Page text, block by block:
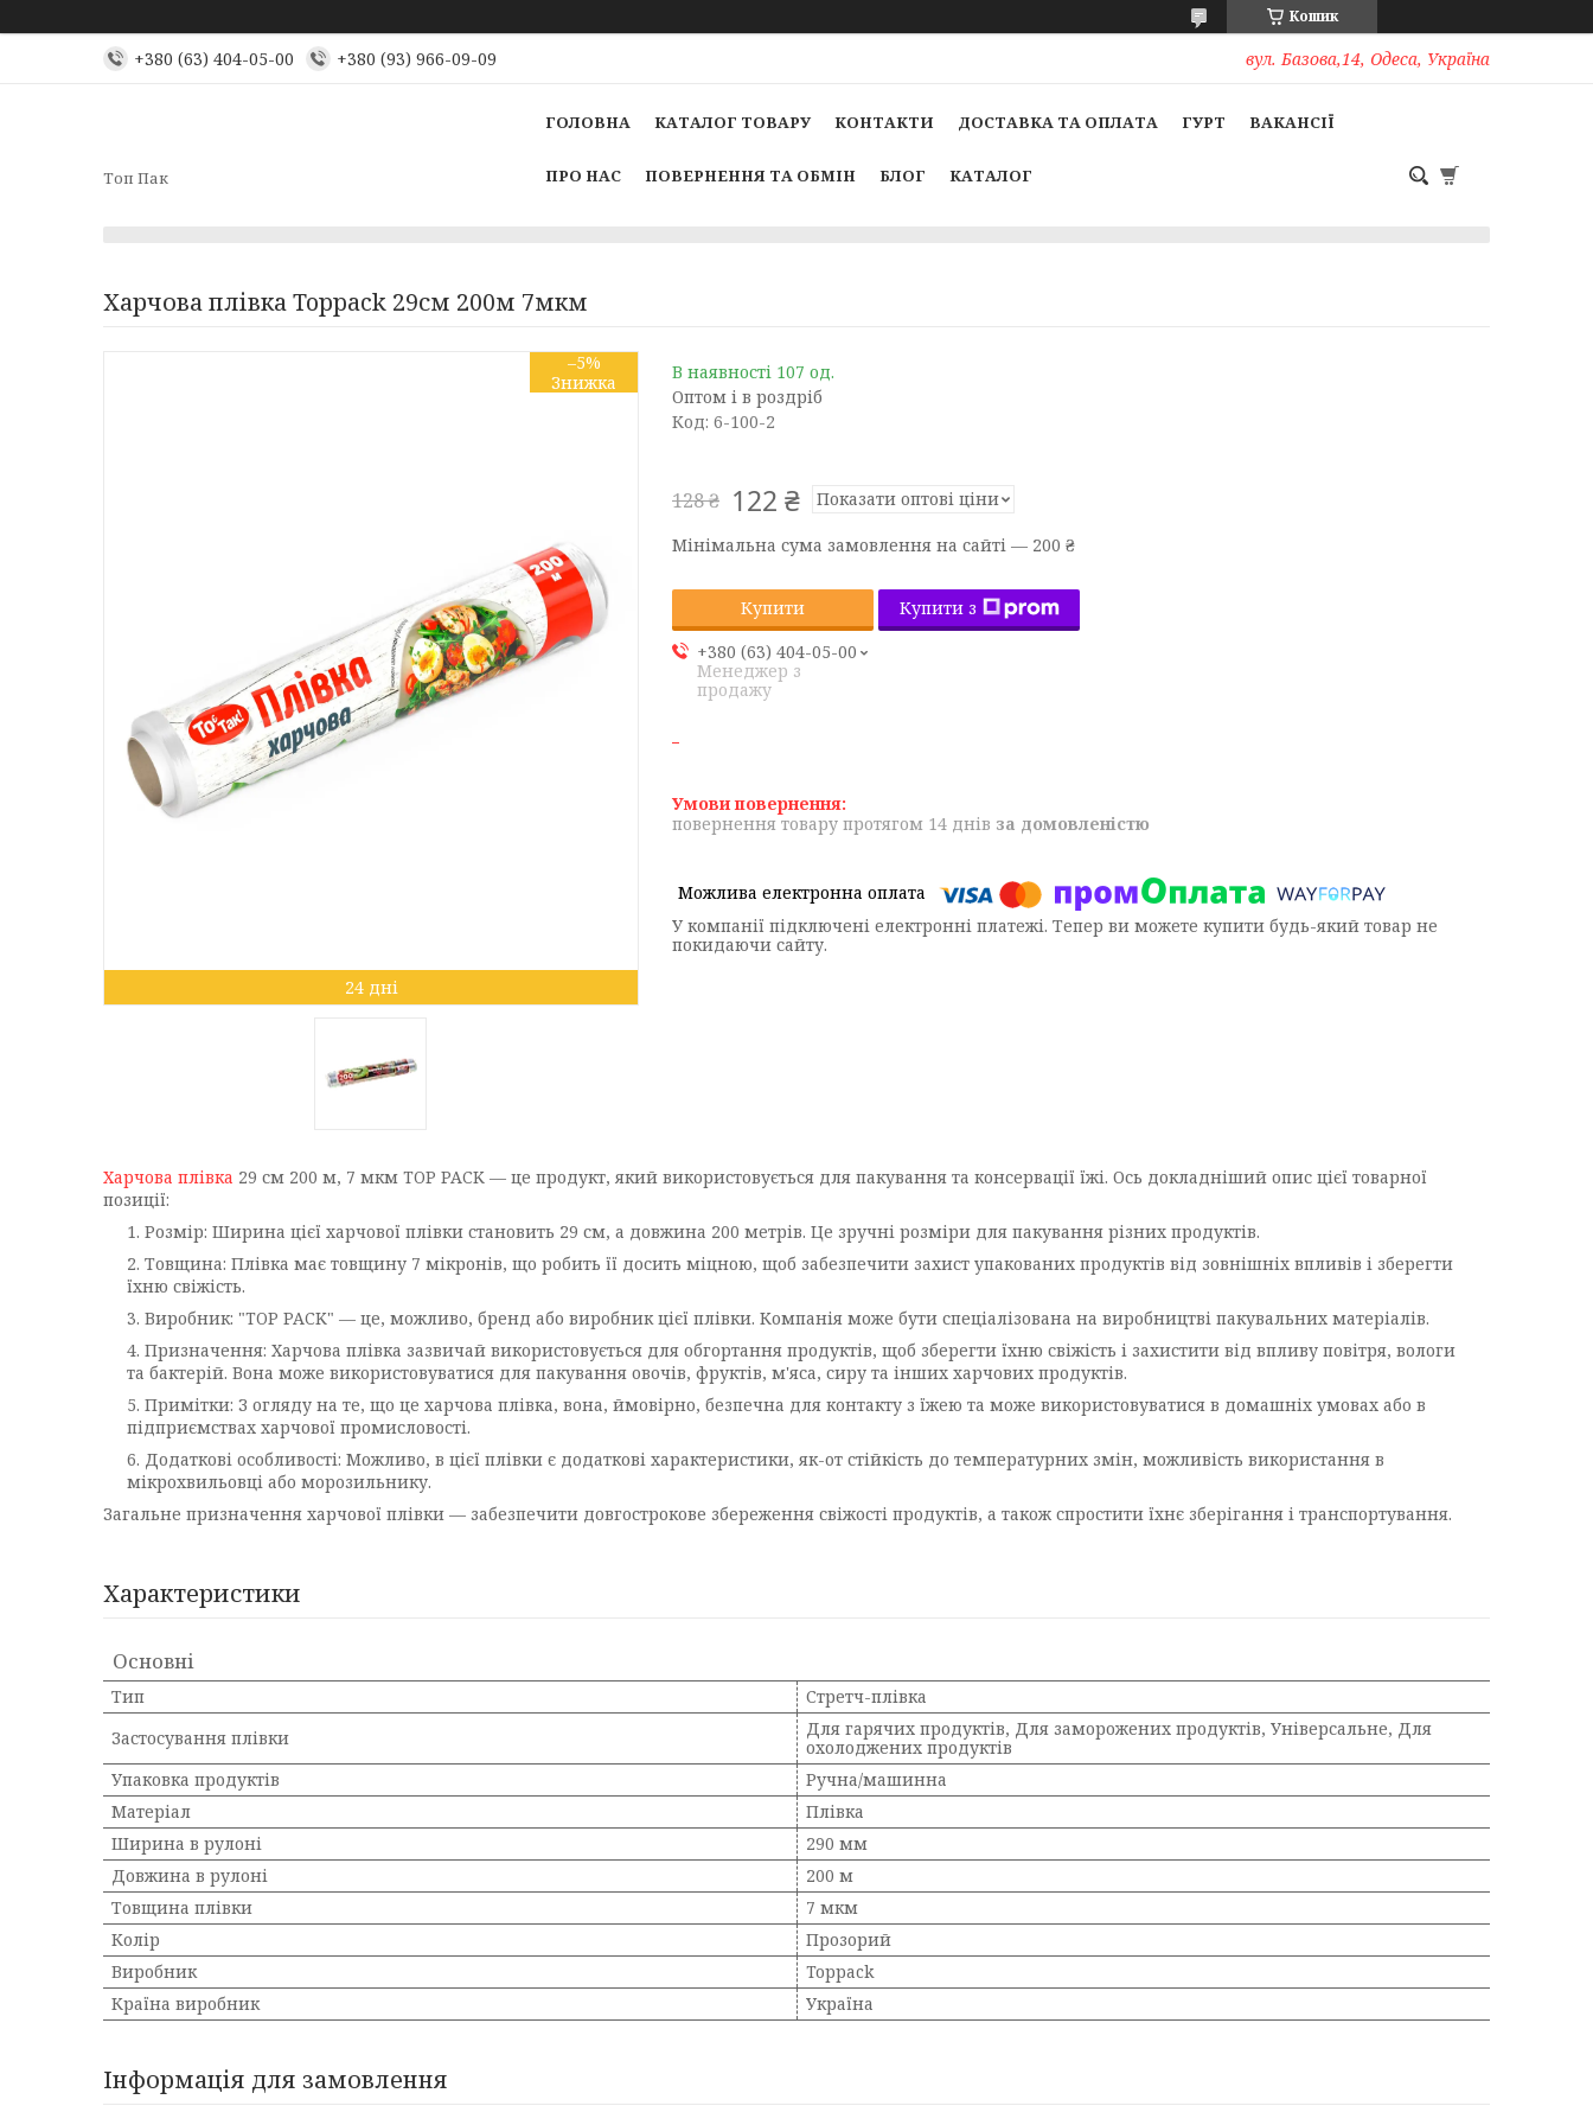
Кошик
+380 (63) 404-05-00 +380 (93) 966-09-09 вул. Базова,14, Одеса, Україна
Топ Пак
ГОЛОВНА КАТАЛОГ ТОВАРУ КОНТАКТИ ДОСТАВКА ТА ОПЛАТА ГУРТ ВАКАНСІЇ
ПРО НАС ПОВЕРНЕННЯ ТА ОБМІН БЛОГ КАТАЛОГ
Харчова плівка Toppack 29см 200м 7мкм
–5%
24 дні
В наявності 107 од.
Оптом і в роздріб
Код: 6-100-2
128 ₴ 122 ₴ Показати оптові ціни
Мінімальна сума замовлення на сайті — 200 ₴
Купити
Купити з
+380 (63) 404-05-00
Менеджер з
продажу
повернення товару протягом 14 днів за домовленістю
У компанії підключені електронні платежі. Тепер ви можете купити будь-який товар не
покидаючи сайту.
Харчова плівка 29 см 200 м, 7 мкм TOP PACK — це продукт, який використовується для пакування та консервації їжі. Ось докладніший опис цієї товарної
позиції:
Розмір: Ширина цієї харчової плівки становить 29 см, а довжина 200 метрів. Це зручні розміри для пакування різних продуктів.
Товщина: Плівка має товщину 7 мікронів, що робить її досить міцною, щоб забезпечити захист упакованих продуктів від зовнішніх впливів і зберегти
їхню свіжість.
Виробник: "TOP PACK" — це, можливо, бренд або виробник цієї плівки. Компанія може бути спеціалізована на виробництві пакувальних матеріалів.
Призначення: Харчова плівка зазвичай використовується для обгортання продуктів, щоб зберегти їхню свіжість і захистити від впливу повітря, вологи
та бактерій. Вона може використовуватися для пакування овочів, фруктів, м'яса, сиру та інших харчових продуктів.
Примітки: З огляду на те, що це харчова плівка, вона, ймовірно, безпечна для контакту з їжею та може використовуватися в домашніх умовах або в
підприємствах харчової промисловості.
Додаткові особливості: Можливо, в цієї плівки є додаткові характеристики, як-от стійкість до температурних змін, можливість використання в
мікрохвильовці або морозильнику.
Загальне призначення харчової плівки — забезпечити довгострокове збереження свіжості продуктів, а також спростити їхнє зберігання і транспортування.
Характеристики
Основні
Тип
Стретч-плівка
Застосування плівки
Для гарячих продуктів, Для заморожених продуктів, Універсальне, Для
охолоджених продуктів
Упаковка продуктів
Ручна/машинна
Матеріал
Плівка
Ширина в рулоні
290 мм
Довжина в рулоні
200 м
Товщина плівки
7 мкм
Колір
Прозорий
Виробник
Toppack
Країна виробник
Україна
Інформація для замовлення